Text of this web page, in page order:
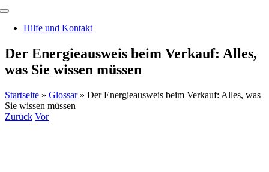
Toggle
NavigationHilfe und Kontakt
Der Energieausweis beim Verkauf: Alles,
was Sie wissen müssen
Startseite » Glossar» Der Energieausweis beim Verkauf: Alles, was
Sie wissen müssen
Zurück Vor